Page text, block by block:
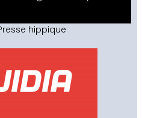
hippique